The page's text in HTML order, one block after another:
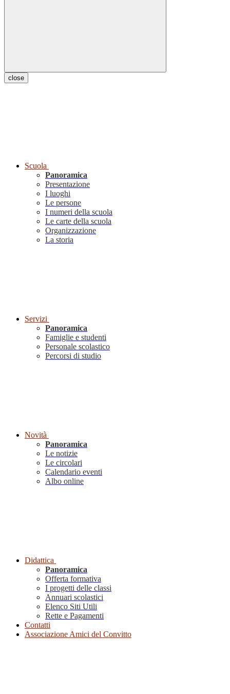
close
Scuola
Panoramica
Presentazione
I luoghi
Le persone
I numeri della scuola
Le carte della scuola
Organizzazione
La storia
Servizi
Panoramica
Famiglie e studenti
Personale scolastico
Percorsi di studio
Novità
Panoramica
Le notizie
Le circolari
Calendario eventi
Albo online
Didattica
Panoramica
Offerta formativa
I progetti delle classi
Annuari scolastici
Elenco Siti Utili
Rette e Pagamenti
Contatti
Associazione Amici del Convitto